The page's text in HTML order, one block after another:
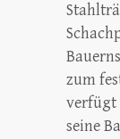
zum
verfügt
seine